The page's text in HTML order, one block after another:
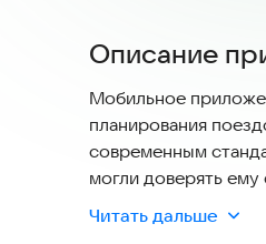
Описание
Мобильное
планирования
современным
могли доверять
Читать дальше